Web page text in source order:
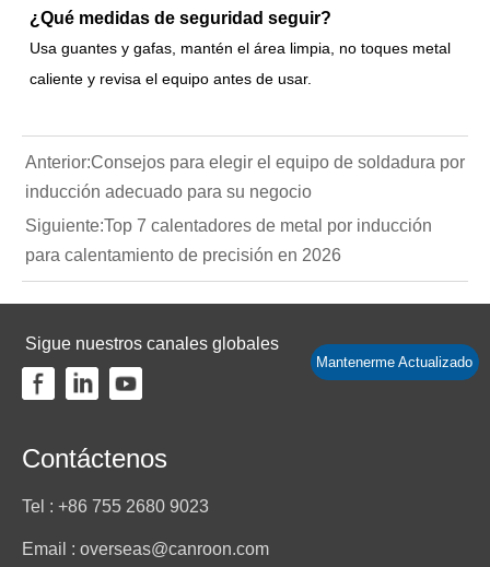
¿Qué medidas de seguridad seguir?
Usa guantes y gafas, mantén el área limpia, no toques metal
caliente y revisa el equipo antes de usar.
Anterior:Consejos para elegir el equipo de soldadura por
inducción adecuado para su negocio
Siguiente:Top 7 calentadores de metal por inducción
para calentamiento de precisión en 2026
Sigue nuestros canales globales
Mantenerme Actualizado
Contáctenos
Tel : +86 755 2680 9023
Email : overseas@canroon.com